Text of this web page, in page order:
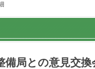
備局との意見交換